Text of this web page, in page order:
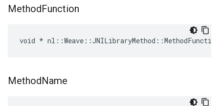
MethodFunction
void * nl::Weave::JNILibraryMethod::MethodFunction
MethodName